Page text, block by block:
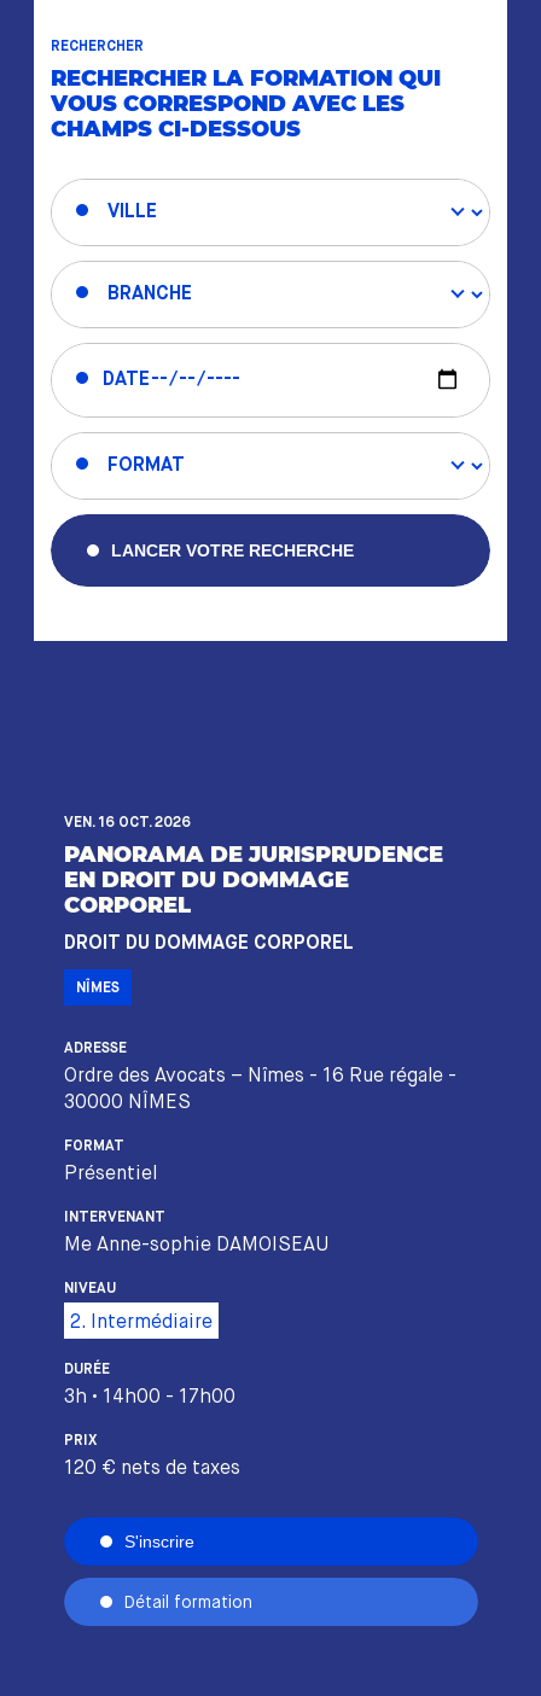
RECHERCHER
RECHERCHER LA FORMATION QUI
VOUS CORRESPOND AVEC LES
CHAMPS CI-DESSOUS
LANCER VOTRE RECHERCHE
VEN. 16 OCT. 2026
PANORAMA DE JURISPRUDENCE
EN DROIT DU DOMMAGE
CORPOREL
DROIT DU DOMMAGE CORPOREL
NÎMES
ADRESSE
Ordre des Avocats – Nîmes - 16 Rue régale -
30000 NÎMES
FORMAT
Présentiel
INTERVENANT
Me Anne-sophie DAMOISEAU
NIVEAU
2. Intermédiaire
DURÉE
3h • 14h00 - 17h00
PRIX
120 € nets de taxes
S'inscrire
Détail formation